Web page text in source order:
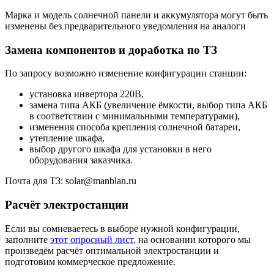
Марка и модель солнечной панели и аккумулятора могут быть
изменены без предварительного уведомления на аналоги
Замена компонентов и доработка по ТЗ
По запросу возможно изменение конфигурации станции:
установка инвертора 220В,
замена типа АКБ (увеличение ёмкости, выбор типа АКБ
в соответствии с минимальными температурами),
изменения способа крепления солнечной батареи,
утепление шкафа,
выбор другого шкафа для установки в него
оборудования заказчика.
Почта для ТЗ: solar@manblan.ru
Расчёт электростанции
Если вы сомневаетесь в выборе нужной конфигурации,
заполните этот опросный лист, на основании которого мы
произведём расчёт оптимальной электростанции и
подготовим коммерческое предложение.